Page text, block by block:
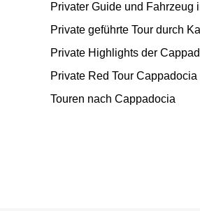
Privater Guide und Fahrzeug
Private geführte Tour durch
Private Highlights der
Private Red Tour Cappadocia
Touren nach Cappadocia